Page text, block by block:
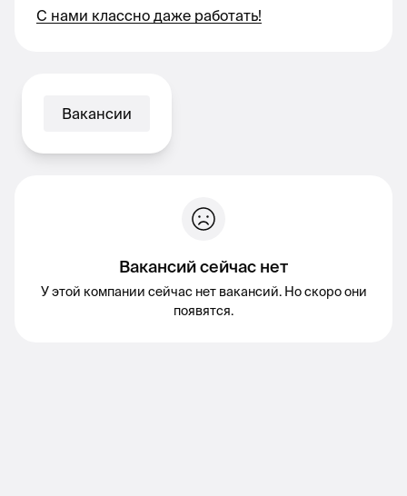
С нами классно даже работать!
Вакансии
Вакансий сейчас нет
У этой компании сейчас нет вакансий. Но скоро они
появятся.